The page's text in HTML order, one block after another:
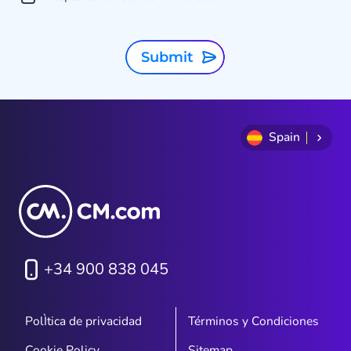
Submit
Spain
+34 900 838 045
PolÌtica de privacidad
Términos y Condiciones